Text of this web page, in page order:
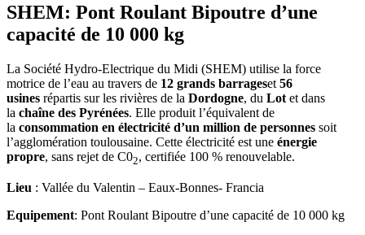
SHEM: Pont Roulant Bipoutre d’une
capacité de 10 000 kg
La Société Hydro-Electrique du Midi (SHEM) utilise la force
motrice de l’eau au travers de 12 grands barrageset 56
usines répartis sur les rivières de la Dordogne, du Lot et dans
la chaîne des Pyrénées. Elle produit l’équivalent de
la consommation en électricité d’un million de personnes soit
l’agglomération toulousaine. Cette électricité est une énergie
propre, sans rejet de C02, certifiée 100 % renouvelable.
Lieu : Vallée du Valentin – Eaux-Bonnes- Francia
Equipement: Pont Roulant Bipoutre d’une capacité de 10 000 kg